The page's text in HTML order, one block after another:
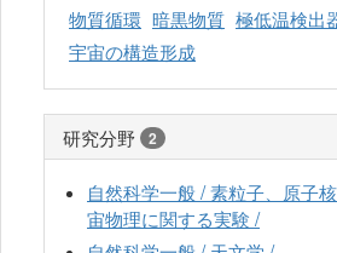
物質循環 暗黒物質 極低温検出
宇宙の構造形成
研究分野 2
自然科学一般 / 素粒子、原子
宙物理に関する実験 /